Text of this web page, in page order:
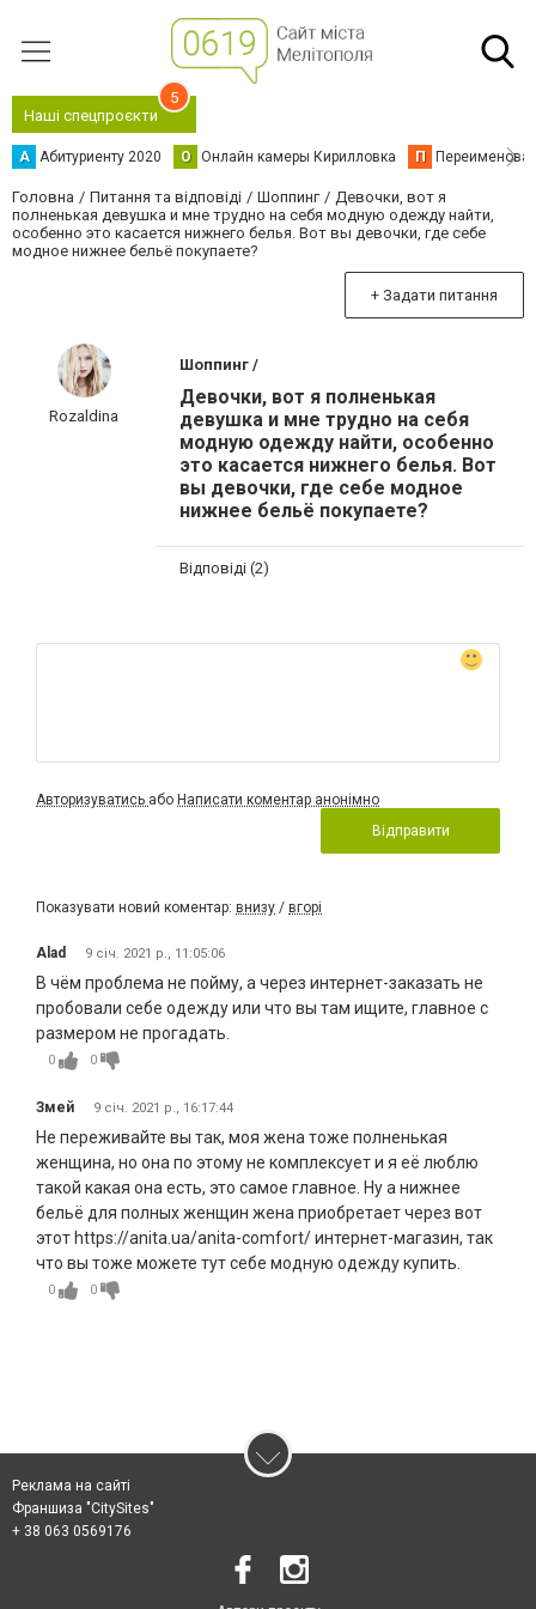
Наші спецпроєкти
5
А Абитуриенту 2020 О Онлайн камеры Кирилловка П
Головна Питання та відповіді Шоппинг
Девочки, вот я
полненькая девушка и мне трудно на себя модную одежду найти,
особенно это касается нижнего белья. Вот вы девочки, где себе
модное нижнее бельё покупаете?
+ Задати питання
Rozaldina
Шоппинг /
Девочки, вот я полненькая
девушка и мне трудно на себя
модную одежду найти, особенно
это касается нижнего белья. Вот
вы девочки, где себе модное
нижнее бельё покупаете?
Відповіді (2)
Авторизуватись або Написати коментар анонімно
Відправити
Показувати новий коментар: внизу / вгорі
Alad 9 січ. 2021 р., 11:05:06
В чём проблема не пойму, а через интернет-заказать не
пробовали себе одежду или что вы там ищите, главное с
размером не прогадать.
0 0
Змей 9 січ. 2021 р., 16:17:44
Не переживайте вы так, моя жена тоже полненькая
женщина, но она по этому не комплексует и я её люблю
такой какая она есть, это самое главное. Ну а нижнее
бельё для полных женщин жена приобретает через вот
этот https://anita.ua/anita-comfort/ интернет-магазин, так
что вы тоже можете тут себе модную одежду купить.
0 0
Реклама на сайті
Франшиза "CitySites"
+ 38 063 0569176